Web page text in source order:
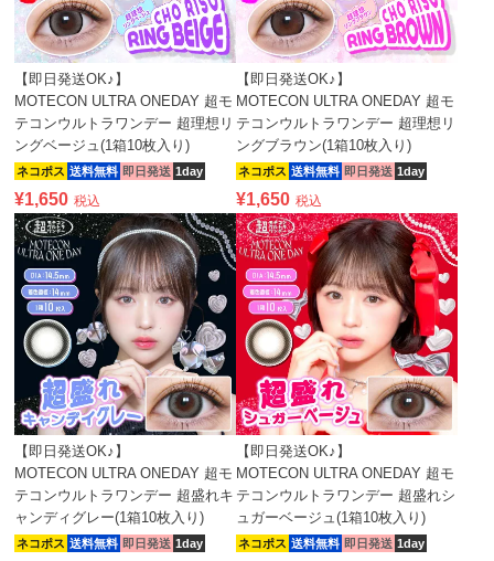
【即日発送OK♪】
MOTECON ULTRA ONEDAY 超モ
テコンウルトラワンデー 超理想リ
ングベージュ(1箱10枚入り)
ネコポス 送料無料 即日発送 1day
¥1,650 税込
【即日発送OK♪】
MOTECON ULTRA ONEDAY 超モ
テコンウルトラワンデー 超理想リ
ングブラウン(1箱10枚入り)
ネコポス 送料無料 即日発送 1day
¥1,650 税込
【即日発送OK♪】
MOTECON ULTRA ONEDAY 超モ
テコンウルトラワンデー 超盛れキ
ャンディグレー(1箱10枚入り)
ネコポス 送料無料 即日発送 1day
【即日発送OK♪】
MOTECON ULTRA ONEDAY 超モ
テコンウルトラワンデー 超盛れシ
ュガーベージュ(1箱10枚入り)
ネコポス 送料無料 即日発送 1day